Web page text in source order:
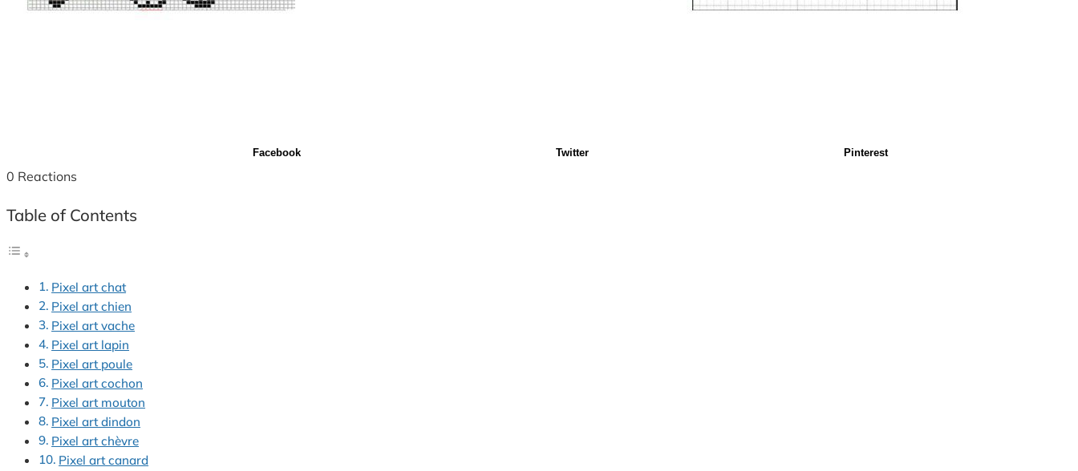
Facebook Twitter Pinterest
0 Reactions
Table of Contents
Pixel art chat
Pixel art chien
Pixel art vache
Pixel art lapin
Pixel art poule
Pixel art cochon
Pixel art mouton
Pixel art dindon
Pixel art chèvre
Pixel art canard